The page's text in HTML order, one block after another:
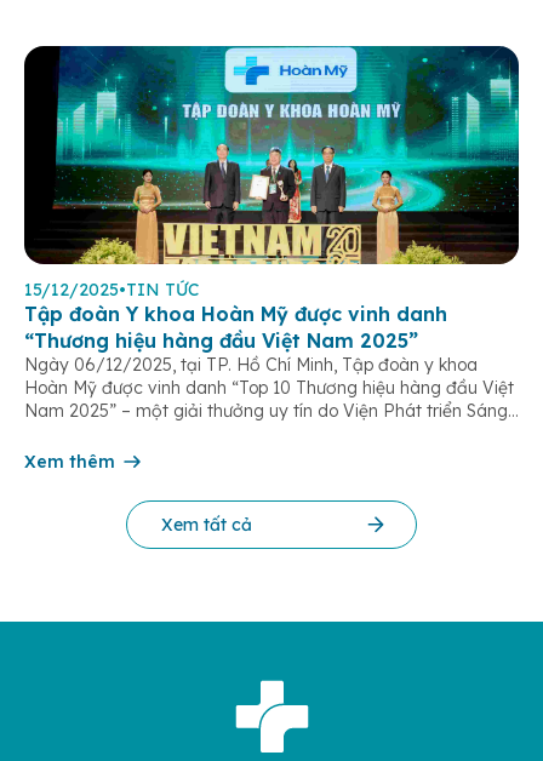
15/12/2025•TIN TỨC
Tập đoàn Y khoa Hoàn Mỹ được vinh danh
“Thương hiệu hàng đầu Việt Nam 2025”
Ngày 06/12/2025, tại TP. Hồ Chí Minh, Tập đoàn y khoa
Hoàn Mỹ được vinh danh “Top 10 Thương hiệu hàng đầu Việt
Nam 2025” – một giải thưởng uy tín do Viện Phát triển Sáng
cứu Phát triển Doanh nghiệp Châu Á […]
Xem thêm
Xem tất cả